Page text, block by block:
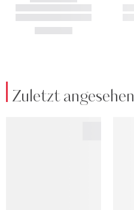
Zuletzt angesehen